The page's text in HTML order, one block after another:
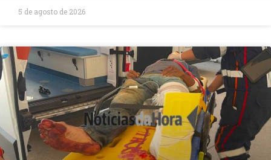
5 de agosto de 2026